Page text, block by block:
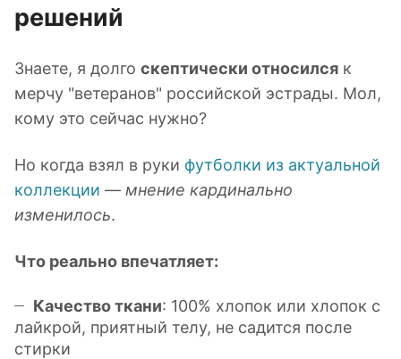
решений
Знаете, я долго скептически относился к
мерчу "ветеранов" российской эстрады. Мол,
кому это сейчас нужно?
Но когда взял в руки футболки из актуальной
коллекции — мнение кардинально
изменилось.
Что реально впечатляет:
Качество ткани: 100% хлопок или хлопок с
лайкрой, приятный телу, не садится после
стирки